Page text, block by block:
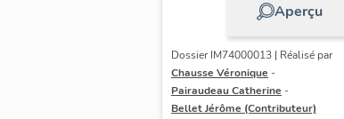
Aperçu
Dossier IM74000013 | Réalisé par
Chausse Véronique -
Pairaudeau Catherine -
Bellet Jérôme (Contributeur)